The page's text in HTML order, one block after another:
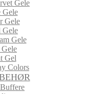
Gele
Gele
Gele
Gele
Gele
Gel
Colors